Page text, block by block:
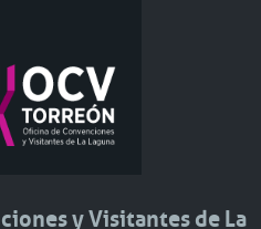
y Visitantes de La